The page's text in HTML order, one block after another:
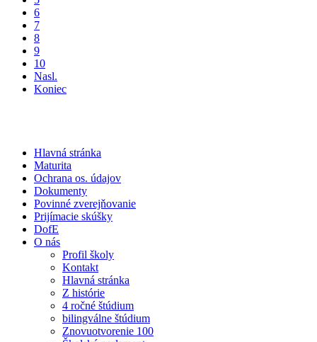
6
7
8
9
10
Nasl.
Koniec
Hlavná stránka
Maturita
Ochrana os. údajov
Dokumenty
Povinné zverejňovanie
Prijímacie skúšky
DofE
O nás
Profil školy
Kontakt
Hlavná stránka
Z histórie
4 ročné štúdium
bilingválne štúdium
Znovuotvorenie 100